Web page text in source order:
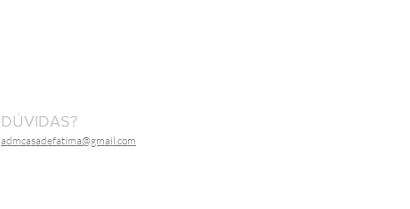
DÚVIDAS?
admcasadefatima@gmail.com